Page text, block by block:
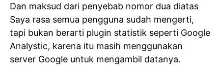
Dan maksud dari penyebab nomor dua diatas
Saya rasa semua pengguna sudah mengerti,
tapi bukan berarti plugin statistik seperti Google
Analystic, karena itu masih menggunakan
server Google untuk mengambil datanya.